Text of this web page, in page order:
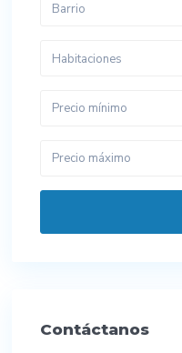
Barrio
Habitaciones
Contáctanos